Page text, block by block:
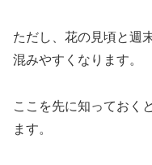
ただし、花の見頃と週
混みやすくなります。
ここを先に知っておく
ます。